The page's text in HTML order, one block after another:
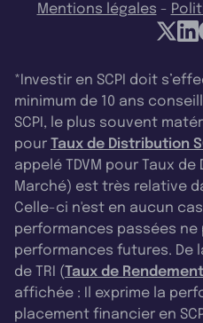
Mentions légales -
*Investir en SCPI doit
minimum de 10 ans
SCPI, le plus souvent
pour Taux de Distribution
appelé TDVM pour Taux
Marché) est très relative
Celle-ci n'est en aucun
performances passées ne
performances futures. De
de TRI (Taux de
affichée : Il exprime la
placement financier en